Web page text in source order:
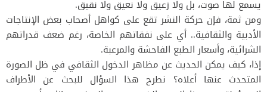
يسمع لها صوت، بل ولا زعيق ولا نعيق ولا نقيق.
ومن ثمة، فإن حركة النشر تقع على كواهل أصحاب بعض الإنتاجات
الأدبية والثقافية.. أي على نفقاتهم الخاصة، رغم ضعف قدراتهم
الشرائية، وأسعار الطبع الفاحشة والمرعبة.
إذا، كيف يمكن الحديث عن مظاهر الدخول الثقافي في ظل الصورة
المتحدث عنها أعلاه؟ نطرح هذا السؤال للبحث عن الأطراف